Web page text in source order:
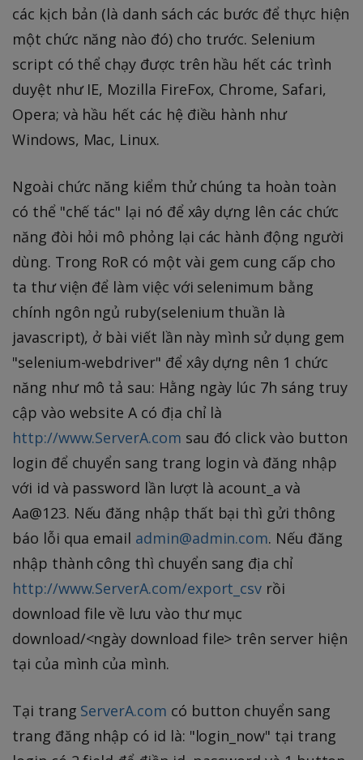
các kịch bản (là danh sách các bước để thực hiện
một chức năng nào đó) cho trước. Selenium
script có thể chạy được trên hầu hết các trình
duyệt như IE, Mozilla FireFox, Chrome, Safari,
Opera; và hầu hết các hệ điều hành như
Windows, Mac, Linux.
Ngoài chức năng kiểm thử chúng ta hoàn toàn
có thể "chế tác" lại nó để xây dựng lên các chức
năng đòi hỏi mô phỏng lại các hành động người
dùng. Trong RoR có một vài gem cung cấp cho
ta thư viện để làm việc với selenimum bằng
chính ngôn ngủ ruby(selenium thuần là
javascript), ở bài viết lần này mình sử dụng gem
"selenium-webdriver" để xây dựng nên 1 chức
năng như mô tả sau: Hằng ngày lúc 7h sáng truy
cập vào website A có địa chỉ là
http://www.ServerA.com sau đó click vào button
login để chuyển sang trang login và đăng nhập
với id và password lần lượt là acount_a và
Aa@123. Nếu đăng nhập thất bại thì gửi thông
báo lỗi qua email admin@admin.com. Nếu đăng
nhập thành công thì chuyển sang địa chỉ
http://www.ServerA.com/export_csv rồi
download file về lưu vào thư mục
download/<ngày download file> trên server hiện
tại của mình của mình.
Tại trang ServerA.com có button chuyển sang
trang đăng nhập có id là: "login_now" tại trang